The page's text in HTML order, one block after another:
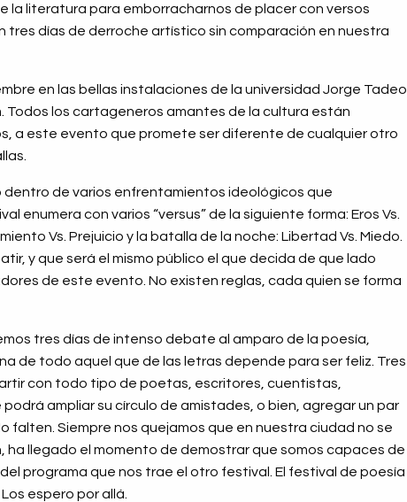
la literatura para emborracharnos de placer con versos
tres días de derroche artístico sin comparación en nuestra
en las bellas instalaciones de la universidad Jorge Tadeo
Todos los cartageneros amantes de la cultura están
a este evento que promete ser diferente de cualquier otro
de varios enfrentamientos ideológicos que
enumera con varios “versus” de la siguiente forma: Eros Vs.
Vs. Prejuicio y la batalla de la noche: Libertad Vs. Miedo.
y que será el mismo público el que decida de que lado
de este evento. No existen reglas, cada quien se forma
tres días de intenso debate al amparo de la poesía,
de todo aquel que de las letras depende para ser feliz. Tres
con todo tipo de poetas, escritores, cuentistas,
ampliar su círculo de amistades, o bien, agregar un par
falten. Siempre nos quejamos que en nuestra ciudad no se
llegado el momento de demostrar que somos capaces de
programa que nos trae el otro festival. El festival de poesía
espero por allá.